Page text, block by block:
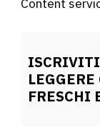
ISCRIVITI
FRESCHI